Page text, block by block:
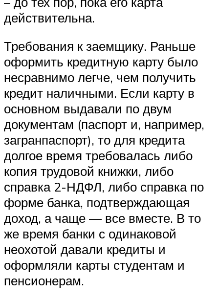
действительна.
Требования к заемщику. Раньше
оформить кредитную карту было
несравнимо легче, чем получить
кредит наличными. Если карту в
основном выдавали по двум
документам (паспорт и, например,
загранпаспорт), то для кредита
долгое время требовалась либо
копия трудовой книжки, либо
справка 2-НДФЛ, либо справка по
форме банка, подтверждающая
доход, а чаще — все вместе. В то
же время банки с одинаковой
неохотой давали кредиты и
оформляли карты студентам и
пенсионерам.